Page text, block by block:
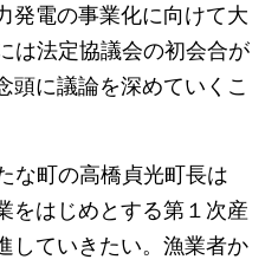
発電の事業化に向けて大
は法定協議会の初会合が
頭に議論を深めていくこ
な町の高橋貞光町長は
をはじめとする第１次産
していきたい。漁業者か